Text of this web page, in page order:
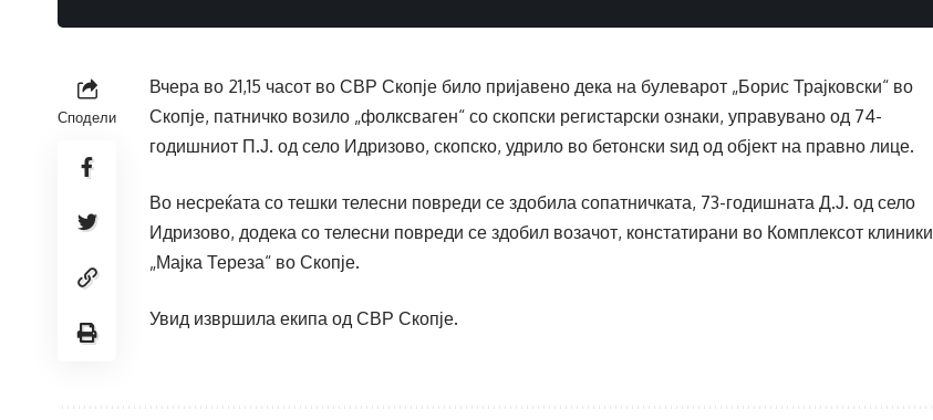
Сподели
Вчера во 21,15 часот во СВР Скопје било пријавено дека на булеварот „Борис Трајковски“ во
Скопје, патничко возило „фолксваген“ со скопски регистарски ознаки, управувано од 74-
годишниот П.Ј. од село Идризово, скопско, удрило во бетонски ѕид од објект на правно лице.
Во несреќата со тешки телесни повреди се здобила сопатничката, 73-годишната Д.Ј. од село
Идризово, додека со телесни повреди се здобил возачот, констатирани во Комплексот клиники
„Мајка Тереза“ во Скопје.
Увид извршила екипа од СВР Скопје.